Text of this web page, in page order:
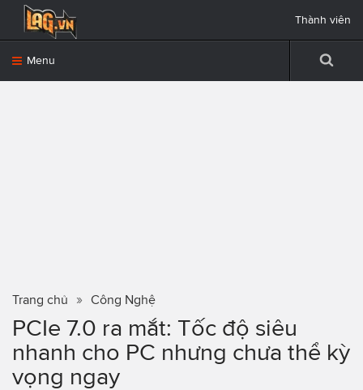
Menu
Thành viên
Trang chủ Công Nghệ
PCIe 7.0 ra mắt: Tốc độ siêu
nhanh cho PC nhưng chưa thể kỳ
vọng ngay